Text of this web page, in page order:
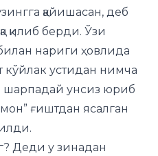
қайишасан, деб
қилиб берди. Ўзи
нариги ҳовлида
кўйлак устидан нимча
шарпадай унсиз юриб
ғиштдан ясалган
Деди у зинадан